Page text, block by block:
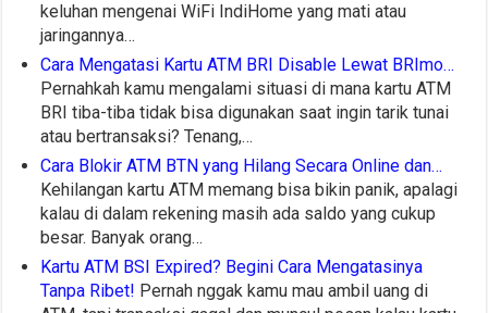
keluhan mengenai WiFi IndiHome yang mati atau
jaringannya…
Cara Mengatasi Kartu ATM BRI Disable Lewat BRImo…
Pernahkah kamu mengalami situasi di mana kartu ATM
BRI tiba-tiba tidak bisa digunakan saat ingin tarik tunai
atau bertransaksi? Tenang,…
Cara Blokir ATM BTN yang Hilang Secara Online dan…
Kehilangan kartu ATM memang bisa bikin panik, apalagi
kalau di dalam rekening masih ada saldo yang cukup
besar. Banyak orang…
Kartu ATM BSI Expired? Begini Cara Mengatasinya
Tanpa Ribet! Pernah nggak kamu mau ambil uang di